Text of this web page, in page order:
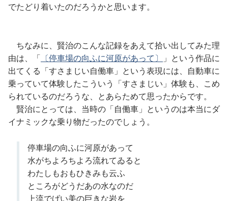
でたどり着いたのだろうかと思います。
ちなみに、賢治のこんな記録をあえて拾い出してみた理
由は、「
〔停車場の向ふに河原があって〕
」という作品に
出てくる「すさまじい自働車」という表現には、自動車に
乗っていて体験したこういう「すさまじい」体験も、こめ
られているのだろうな、とあらためて思ったからです。
賢治にとっては、当時の「自働車」というのは本当にダ
イナミックな乗り物だったのでしょう。
停車場の向ふに河原があって
水がちよろちよろ流れてゐると
わたしもおもひきみも云ふ
ところがどうだあの水なのだ
上流でげい美の巨きな岩を